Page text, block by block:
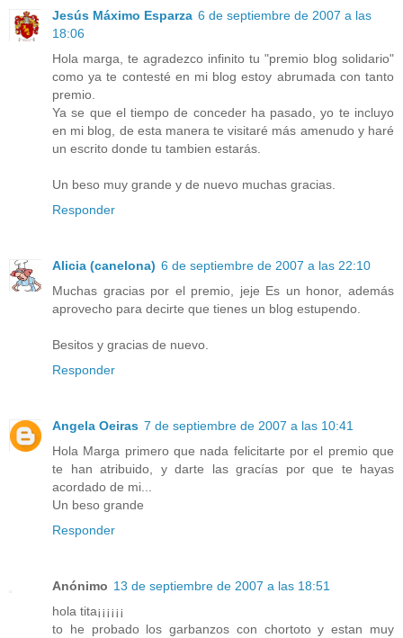
Jesús Máximo Esparza 6 de septiembre de 2007 a las
18:06
Hola marga, te agradezco infinito tu "premio blog solidario"
como ya te contesté en mi blog estoy abrumada con tanto
premio.
Ya se que el tiempo de conceder ha pasado, yo te incluyo
en mi blog, de esta manera te visitaré más amenudo y haré
un escrito donde tu tambien estarás.
Un beso muy grande y de nuevo muchas gracias.
Responder
Alicia (canelona) 6 de septiembre de 2007 a las 22:10
Muchas gracias por el premio, jeje Es un honor, además
aprovecho para decirte que tienes un blog estupendo.
Besitos y gracias de nuevo.
Responder
Angela Oeiras 7 de septiembre de 2007 a las 10:41
Hola Marga primero que nada felicitarte por el premio que
te han atribuido, y darte las gracías por que te hayas
acordado de mi...
Un beso grande
Responder
Anónimo 13 de septiembre de 2007 a las 18:51
hola tita¡¡¡¡¡¡
to he probado los garbanzos con chortoto y estan muy